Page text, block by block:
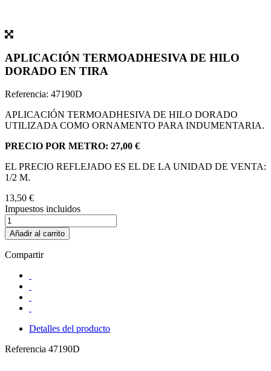
APLICACIÓN TERMOADHESIVA DE HILO
DORADO EN TIRA
Referencia: 47190D
APLICACIÓN TERMOADHESIVA DE HILO DORADO
UTILIZADA COMO ORNAMENTO PARA INDUMENTARIA.
PRECIO POR METRO: 27,00 €
EL PRECIO REFLEJADO ES EL DE LA UNIDAD DE VENTA:
1/2 M.
13,50 €
Impuestos incluidos
Añadir al carrito
Compartir
Detalles del producto
Referencia 47190D